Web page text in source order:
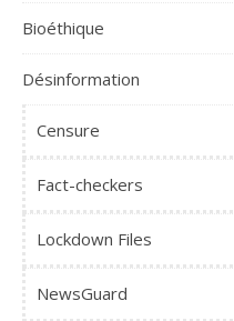
Bioéthique
Désinformation
Censure
Fact-checkers
Lockdown Files
NewsGuard